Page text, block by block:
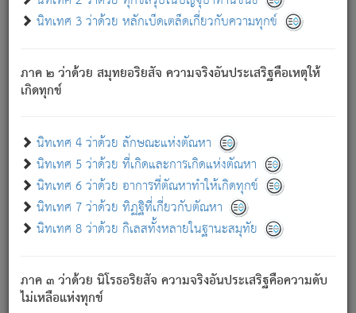
นิทเทศ 3 ว่าด้วย หลักเบ็ดเตล็ดเกี่ยวกับความทุกข์
ภาค ๒ ว่าด้วย สมุทยอริยสัจ ความจริงอันประเสริฐคือเหตุให้
เกิดทุกข์
นิทเทศ 4 ว่าด้วย ลักษณะแห่งตัณหา
นิทเทศ 5 ว่าด้วย ที่เกิดและการเกิดแห่งตัณหา
นิทเทศ 6 ว่าด้วย อาการที่ตัณหาทำให้เกิดทุกข์
นิทเทศ 7 ว่าด้วย ทิฏฐิที่เกี่ยวกับตัณหา
นิทเทศ 8 ว่าด้วย กิเลสทั้งหลายในฐานะสมุทัย
ภาค ๓ ว่าด้วย นิโรธอริยสัจ ความจริงอันประเสริฐคือความดับ
ไม่เหลือแห่งทุกข์
ท่านจงดูโลกนี้เถิด (จะเห็นว่า) สัตว์ทั้งหลายอันอวิชาหนา
แน่นบังหนาแล้ว; และว่า สัตว์ผู้ยินดีในภพอันเป็นแล้วนั้น ย่อม
อันเป็นไปในที่หรือเวลาทั้งปวง[3]เพื่อความมีแห่งประโยชน์โดย
ประการทั้งปวง; ภพทั้งหลายทั้งหมดนั้น ไม่เที่ยง เป็นทุกข์ มี
ความแปรปรวนเป็นธรรมดา.
อย่างนี้อยู่; เขาย่อมละภวตัณหาได้ และไม่เพลิดเพลินวิภวตัณหา
ด้วย.
ความดับเพราะความสำรอกไม่เหลือ (แห่งภพทั้งหลาย)
เพราะความสิ้นไปแห่งตัณหาโดยประการทั้งปวง นั้นคือ
นิพพาน.
ภพใหม่ย่อมไม่มีแก่ภิกษุนั้น ผู้ดับเย็นสนิทแล้ว เพราะไม่มี
ภิกษุนั้น เป็นผู้ครอบงำมารได้แล้ว ชนะสงครามแล้ว ก้าวล่วง
ภพทั้งหลายทั้งปวงได้แล้ว เป็นผู้คงที่ (คือไม่เปลี่ยนแปลงอีกต่อ